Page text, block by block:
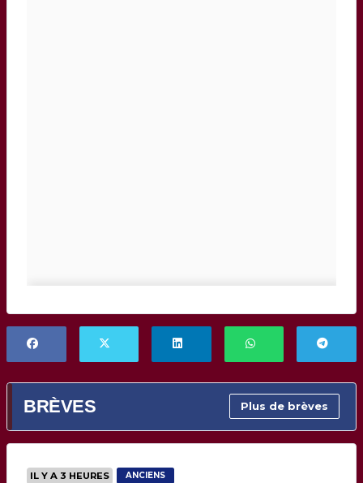
BRÈVES Plus de brèves
IL Y A 3 HEURES ANCIENS